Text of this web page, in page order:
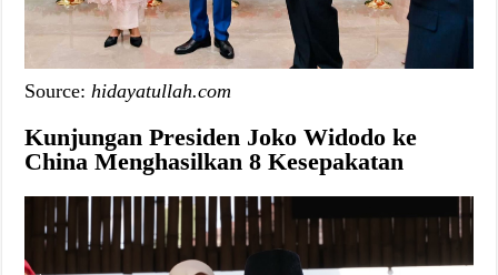
Source: hidayatullah.com
Kunjungan Presiden Joko Widodo ke
China Menghasilkan 8 Kesepakatan